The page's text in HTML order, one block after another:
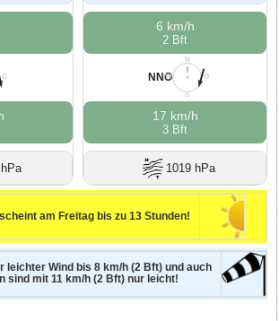
O
6 km/h
2 Bft
N
O
S
W
NNO
17 km/h
3 Bft
1019 hPa
am Freitag bis zu 13 Stunden!
leichter Wind bis 8 km/h (2 Bft) und auch
sind mit 11 km/h (2 Bft) nur leicht!